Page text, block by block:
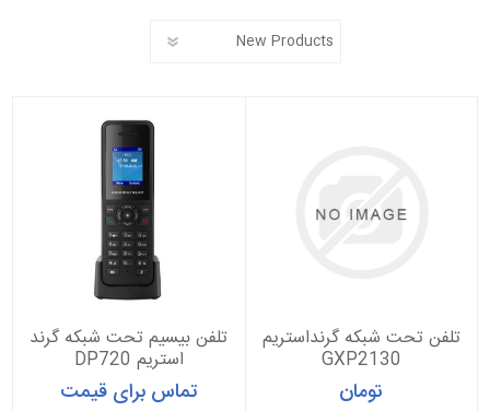
تلفن تحت شبکه گرنداستریم
GXP2130
تومان
تلفن بیسیم تحت شبکه گرند
استریم DP720
تماس برای قیمت